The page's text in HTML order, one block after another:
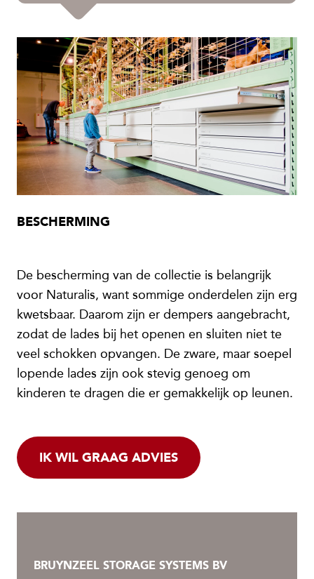
BESCHERMING
De bescherming van de collectie is belangrijk
voor Naturalis, want sommige onderdelen zijn erg
kwetsbaar. Daarom zijn er dempers aangebracht,
zodat de lades bij het openen en sluiten niet te
veel schokken opvangen. De zware, maar soepel
lopende lades zijn ook stevig genoeg om
kinderen te dragen die er gemakkelijk op leunen.
IK WIL GRAAG ADVIES
BRUYNZEEL STORAGE SYSTEMS BV